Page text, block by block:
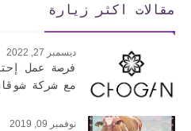
مقالات اكثر زيارة
ديسمبر 27, 2022
فرصة عمل
مع شركة
نوفمبر 09, 2019